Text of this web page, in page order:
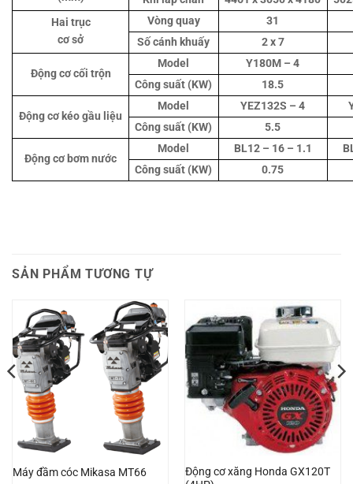
Hai trục
cơ sở
Vòng quay
31
Số cánh khuấy
2 x 7
Động cơ cối trộn
Model
Y180M – 4
Công suất (KW)
18.5
Động cơ kéo gầu liệu
Model YEZ132S – 4
Công suất (KW)
5.5
Động cơ bơm nước
Model BL12 – 16 – 1.1
Công suất (KW)
0.75
SẢN PHẨM TƯƠNG TỰ
Máy đầm cóc Mikasa MT66
Động cơ xăng Honda GX120T